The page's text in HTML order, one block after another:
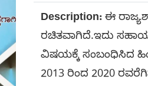
Description:ಈ
ರಚಿತವಾಗಿದೆ.ಇದು ಸಹಾಯಕ
ವಿಷಯಕ್ಕೆ ಸಂಬಂಧಿಸಿದ
2013 ರಿಂದ 2020 ರವರೆಗಿನ